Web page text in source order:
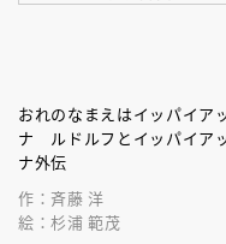
おれのなまえはイッパイア
ナ ルドルフとイッパイア
ナ外伝
作：斉藤 洋
絵：杉浦 範茂